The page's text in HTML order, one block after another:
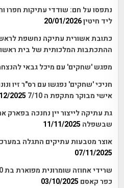
נתפסו על חם: שודדי עתיקות חפרו
ליד חיטין20/01/2026
כתובת אשורית עתיקה נחשפת
ההתכתבות המלכותית של בית
מפגש 'שחקים' עם מיכל גבאי
חניכי 'שחקים' נפגשו עם רס"ר זיו
אישי מבוקר מתקפת ה 7/10
2025
גת עתיקה לייצור יין נחנכה בפארק
שבשפלה 11/11/2025
אוצר מטבעות עתיקים התגלה
07/11/2025
כפר קאסם 03/10/2025